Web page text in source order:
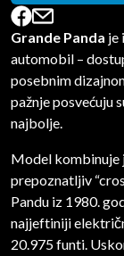
Grande Panda je
automobil –
posebnim
pažnje posvećuju
najbolje.
Model kombinuje
prepoznatljiv
Pandu iz 1980.
najjeftiniji
20.975 funti.